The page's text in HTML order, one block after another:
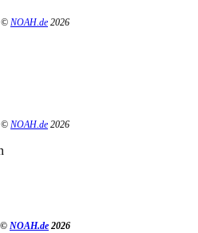
© NOAH.de 2026
© NOAH.de 2026
© NOAH.de 2026